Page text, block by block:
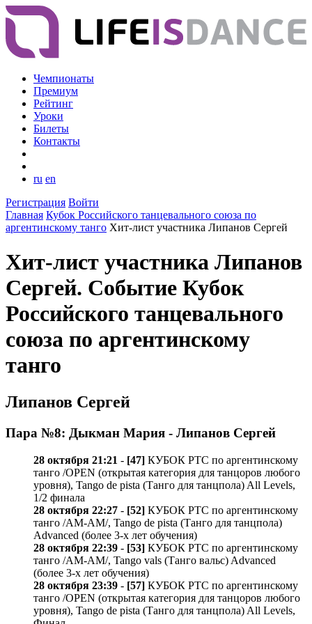
Чемпионаты
Премиум
Рейтинг
Уроки
Билеты
Контакты
ru en
Регистрация Войти
Главная Кубок Российского танцевального союза по
аргентинскому танго Хит-лист участника Липанов Сергей
Хит-лист участника Липанов
Сергей. Событие Кубок
Российского танцевального
союза по аргентинскому
танго
Липанов Сергей
Пара №8: Дыкман Мария - Липанов Сергей
28 октября 21:21 - [47] КУБОК РТС по аргентинскому
танго /OPEN (открытая категория для танцоров любого
уровня), Tango de pista (Танго для танцпола) All Levels,
1/2 финала
28 октября 22:27 - [52] КУБОК РТС по аргентинскому
танго /AM-AM/, Tango de pista (Танго для танцпола)
Advanced (более 3-х лет обучения)
28 октября 22:39 - [53] КУБОК РТС по аргентинскому
танго /AM-AM/, Tango vals (Танго вальс) Advanced
(более 3-х лет обучения)
28 октября 23:39 - [57] КУБОК РТС по аргентинскому
танго /OPEN (открытая категория для танцоров любого
уровня), Tango de pista (Танго для танцпола) All Levels,